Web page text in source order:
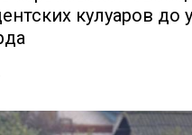
кулуаров до